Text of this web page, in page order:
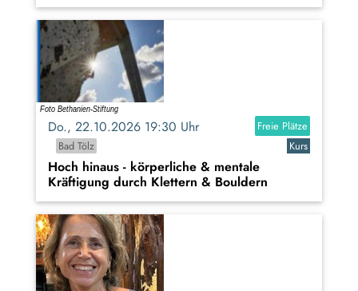
Do., 22.10.2026 19:30 Uhr
Freie Plätze
Bad Tölz
Kurs
Hoch hinaus - körperliche & mentale
Kräftigung durch Klettern & Bouldern